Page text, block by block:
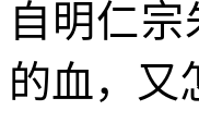
自明仁
的血，又